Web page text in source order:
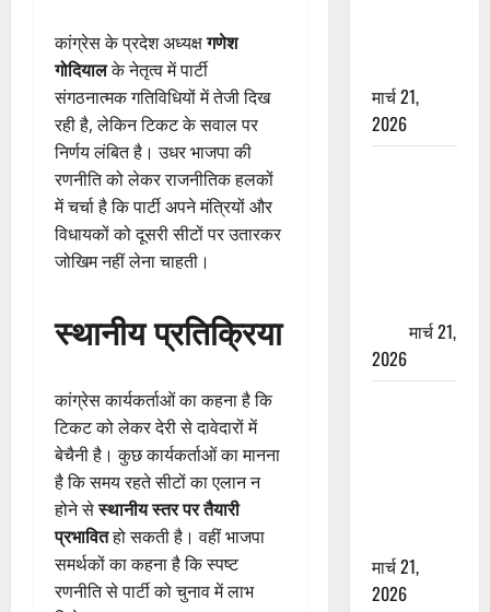
कांग्रेस के प्रदेश अध्यक्षगणेश
गोदियालके नेतृत्व में पार्टी
संगठनात्मक गतिविधियों में तेजी दिख
रही है, लेकिन टिकट के सवाल पर
निर्णय लंबित है। उधर भाजपा की
रणनीति को लेकर राजनीतिक हलकों
में चर्चा है कि पार्टी अपने मंत्रियों और
विधायकों को दूसरी सीटों पर उतारकर
जोखिम नहीं लेना चाहती।
स्थानीय प्रतिक्रिया
कांग्रेस कार्यकर्ताओं का कहना है कि
टिकट को लेकर देरी से दावेदारों में
बेचैनी है। कुछ कार्यकर्ताओं का मानना
है कि समय रहते सीटों का एलान न
होने सेस्थानीय स्तर पर तैयारी
प्रभावितहो सकती है। वहीं भाजपा
समर्थकों का कहना है कि स्पष्ट
रणनीति से पार्टी को चुनाव में लाभ
मार्च 21,
2026
मार्च 21,
2026
मार्च 21,
2026